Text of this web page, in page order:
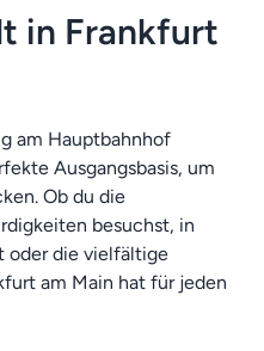
in Frankfurt
am Hauptbahnhof
Ausgangsbasis, um
Ob du die
besuchst, in
oder die vielfältige
am Main hat für jeden